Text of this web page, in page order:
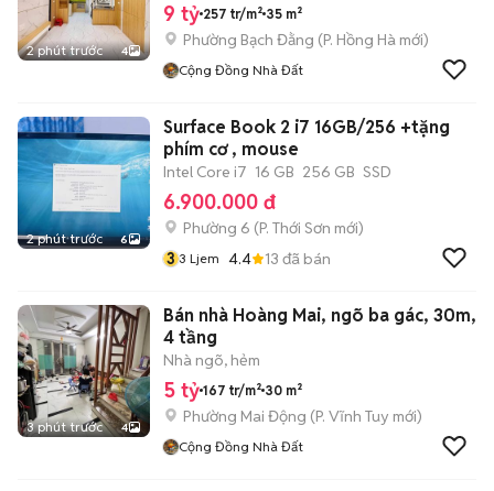
2 phút trước 4
9 tỷ 257 tr/m² 35 m²
Phường Bạch Đằng (P. Hồng Hà mới)
Cộng Đồng Nhà Đất
2 phút trước 6
Surface Book 2 i7 16GB/256 +tặng
phím cơ , mouse
Intel Core i7 16 GB 256 GB SSD
6.900.000 đ
Phường 6 (P. Thới Sơn mới)
3 3 Ljem 4.4 13 đã bán
3 phút trước 4
Bán nhà Hoàng Mai, ngõ ba gác, 30m,
4 tầng
Nhà ngõ, hẻm
5 tỷ 167 tr/m² 30 m²
Phường Mai Động (P. Vĩnh Tuy mới)
Cộng Đồng Nhà Đất